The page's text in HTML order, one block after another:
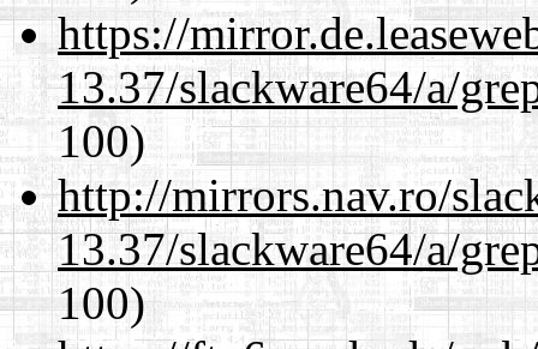
https://
13.37/slackware64/a/
100)
http://mirrors.nav.ro/
13.37/slackware64/a/
100)